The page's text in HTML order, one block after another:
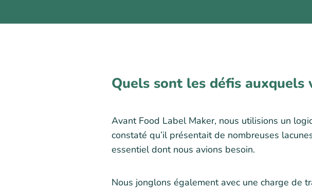
Quels sont les défis auxquels
Avant Food Label Maker, nous utilisions un
constaté qu’il présentait de nombreuses
essentiel dont nous avions besoin.
Nous jonglons également avec une charge de